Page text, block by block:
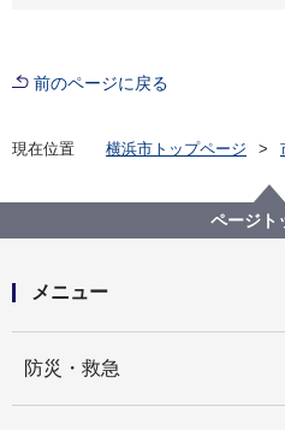
前のページに戻る
現在位置 横浜市トップページ
第１回「横浜市地域公
ます
ページト
メニュー
防災・救急